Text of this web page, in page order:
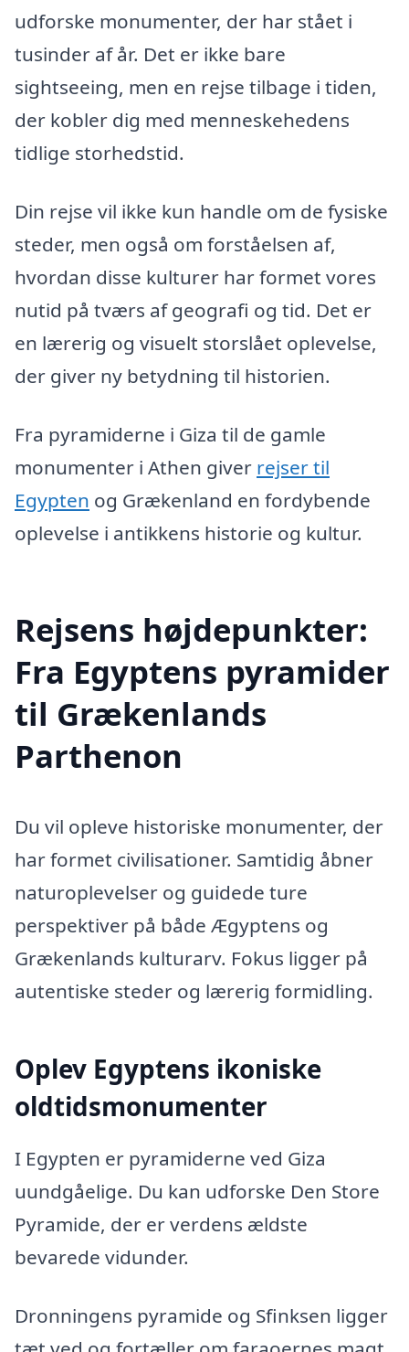
udforske monumenter, der har stået i
tusinder af år. Det er ikke bare
sightseeing, men en rejse tilbage i tiden,
der kobler dig med menneskehedens
tidlige storhedstid.
Din rejse vil ikke kun handle om de fysiske
steder, men også om forståelsen af,
hvordan disse kulturer har formet vores
nutid på tværs af geografi og tid. Det er
en lærerig og visuelt storslået oplevelse,
der giver ny betydning til historien.
Fra pyramiderne i Giza til de gamle
monumenter i Athen giver rejser til
Egypten og Grækenland en fordybende
oplevelse i antikkens historie og kultur.
Rejsens højdepunkter:
Fra Egyptens pyramider
til Grækenlands
Parthenon
Du vil opleve historiske monumenter, der
har formet civilisationer. Samtidig åbner
naturoplevelser og guidede ture
perspektiver på både Ægyptens og
Grækenlands kulturarv. Fokus ligger på
autentiske steder og lærerig formidling.
Oplev Egyptens ikoniske
oldtidsmonumenter
I Egypten er pyramiderne ved Giza
uundgåelige. Du kan udforske Den Store
Pyramide, der er verdens ældste
bevarede vidunder.
Dronningens pyramide og Sfinksen ligger